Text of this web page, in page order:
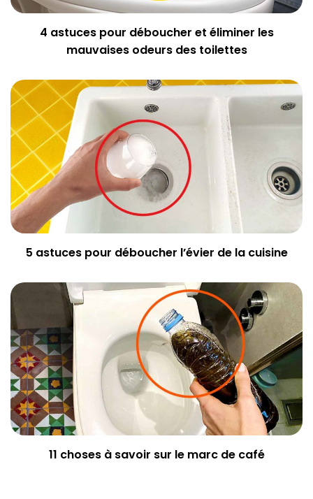
4 astuces pour déboucher et éliminer les
mauvaises odeurs des toilettes
5 astuces pour déboucher l’évier de la cuisine
11 choses à savoir sur le marc de café